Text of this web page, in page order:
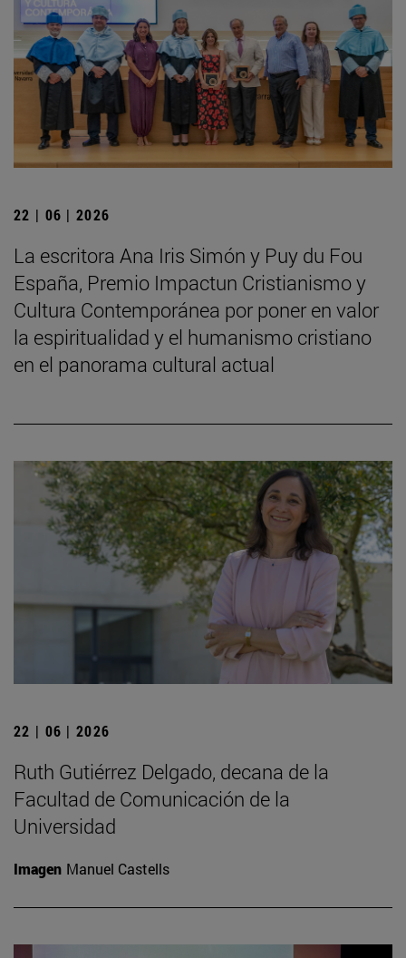
22 | 06 | 2026
La escritora Ana Iris Simón y Puy du Fou
España, Premio Impactun Cristianismo y
Cultura Contemporánea por poner en valor
la espiritualidad y el humanismo cristiano
en el panorama cultural actual
22 | 06 | 2026
Ruth Gutiérrez Delgado, decana de la
Facultad de Comunicación de la
Universidad
Imagen Manuel Castells